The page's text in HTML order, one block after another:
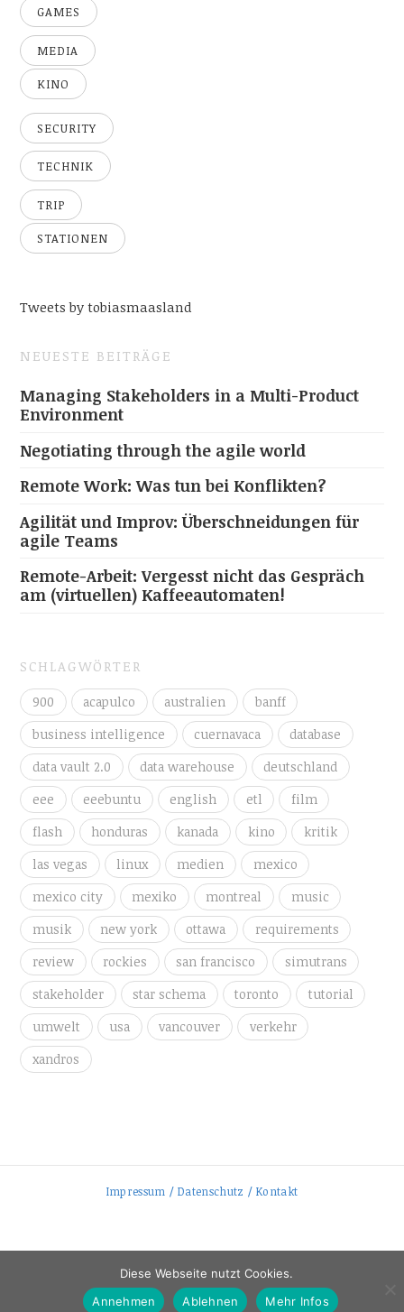
GAMES
MEDIA
KINO
SECURITY
TECHNIK
TRIP
STATIONEN
Tweets by tobiasmaasland
NEUESTE BEITRÄGE
Managing Stakeholders in a Multi-Product
Environment
Negotiating through the agile world
Remote Work: Was tun bei Konflikten?
Agilität und Improv: Überschneidungen für
agile Teams
Remote-Arbeit: Vergesst nicht das Gespräch
am (virtuellen) Kaffeeautomaten!
SCHLAGWÖRTER
900 acapulco australien
banff
business intelligence
cuernavaca
database
data vault 2.0
data warehouse
deutschland
eee
eeebuntu english etl
film
flash
honduras kanada kino
kritik
las vegas
linux medien
mexico
mexico city
mexiko montreal
music
musik
new york ottawa
requirements
review
rockies san francisco
simutrans
stakeholder
star schema toronto
tutorial
umwelt
usa vancouver
verkehr
xandros
Impressum / Datenschutz / Kontakt
Diese Webseite nutzt Cookies.
Annehmen
Ablehnen Mehr Infos
Tweet